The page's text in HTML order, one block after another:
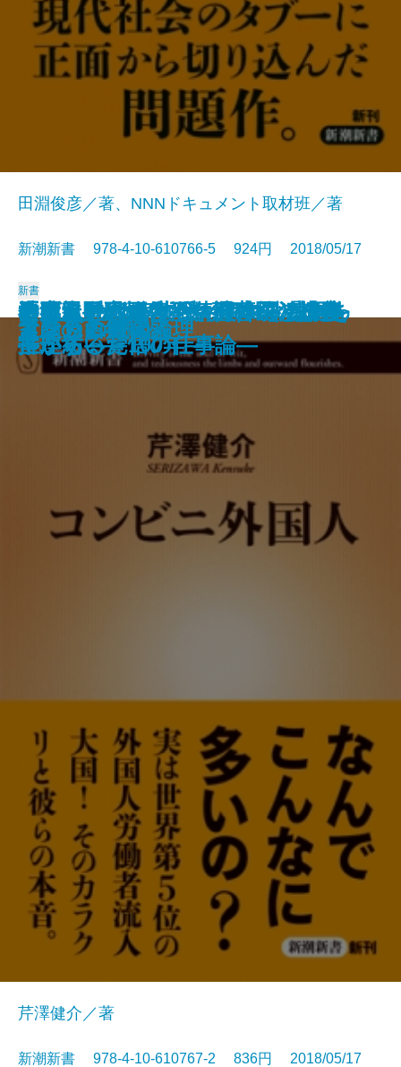
政策至上主義
死と生
悪魔と呼ばれたヴァイオリニスト
―パガニーニ伝―
警察官白書
逃げられない世代―日本型「先送
り」システムの限界―
トヨタ 現場の「オヤジ」たち
本当はダメなアメリカ農業
知の体力
PTA不要論
発達障害と少年犯罪
田淵俊彦／著、NNNドキュメント取材班／著
新潮新書 978-4-10-610766-5 924円 2018/05/17
新書
コンビニ外国人
芹澤健介／著
新潮新書 978-4-10-610767-2 836円 2018/05/17
マサカの時代
人を見る目
神武天皇vs.卑弥呼―ヤマト建国を
推理する―
素顔の西郷隆盛
「毒親」の正体―精神科医の診察
室から―
おまえの代わりなんていくらだっ
ている―覚悟の仕事論―
名門水野家の復活―御曹司と婿養
子が紡いだ100年―
金正恩―恐怖と不条理の統治構造
―
イスラム教の論理